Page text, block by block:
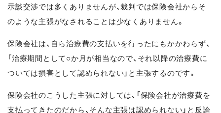
示談交渉では多くありませんが、裁判では保険会社からそ
のような主張がなされることは少なくありません。
保険会社は、自ら治療費の支払いを行ったにもかかわらず、
「治療期間として○か月が相当なので、それ以降の治療費に
ついては損害として認められない」と主張するのです。
保険会社のこうした主張に対しては、「保険会社が治療費を
支払ってきたのだから、そんな主張は認められない」と反論